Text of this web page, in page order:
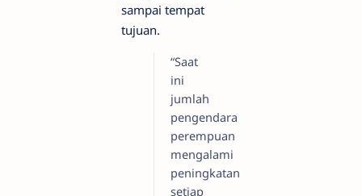
sampai tempat
tujuan.
“Saat
ini
jumlah
pengendara
perempuan
mengalami
peningkatan
setiap